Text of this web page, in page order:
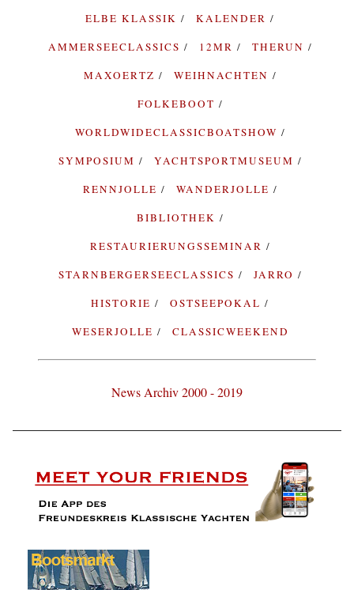
ELBE KLASSIK
KALENDER
AMMERSEECLASSICS
12MR
THERUN
MAXOERTZ
WEIHNACHTEN
FOLKEBOOT
WORLDWIDECLASSICBOATSHOW
SYMPOSIUM
YACHTSPORTMUSEUM
RENNJOLLE
WANDERJOLLE
BIBLIOTHEK
RESTAURIERUNGSSEMINAR
STARNBERGERSEECLASSICS
JARRO
HISTORIE
OSTSEEPOKAL
WESERJOLLE
CLASSICWEEKEND
News Archiv 2000 - 2019